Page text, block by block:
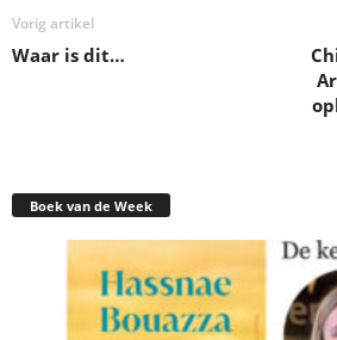
Vorig artikel
Waar is dit…
Boek van de Week